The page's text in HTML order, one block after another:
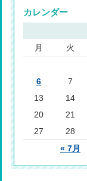
カレンダー
月
火
« 7月
6
7
13
14
20
21
27
28